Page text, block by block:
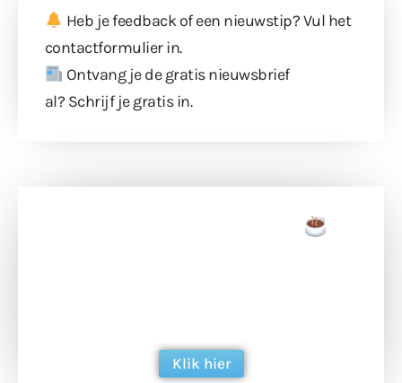
Heb je feedback of een nieuwstip? Vul het
contactformulierin.
Ontvang je de gratis nieuwsbrief
al? Schrijf je gratis in.
Klik hier